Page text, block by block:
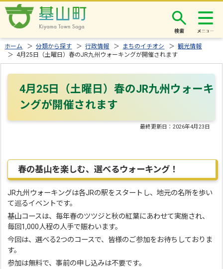
検索
ホーム ＞分類から探す ＞行政情報 ＞ まちのイチオシ ＞観光情報
＞ 4月25日（土曜日）春のJR九州ウォーキングが開催されます
4月25日（土曜日）春のJR九州ウォーキ
ングが開催されます
最終更新日：2026年4月23日
春の基山を楽しむ、選べるウォーキング！
JR九州ウォーキングは各JRの駅をスタートし、地元の名所を歩い
て巡るイベントです。
基山コースは、毎年春のツツジと秋の紅葉にあわせて実施され、
毎回1,000人程の人手で賑わいます。
今回は、選べる2つのコースで、皆様のご参加をお待ちしておりま
す。
参加は無料で、事前の申し込みは不要です。